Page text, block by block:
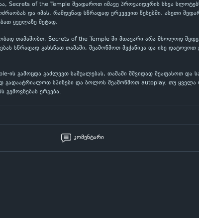
Secrets of the Temple შეადაროთ იმავე პროვაიდერის სხვა
და იმას, რამდენად სწრაფად ერკვევით წესებში. ასეთი
ყველაზე მეტად.
თამაშობთ, Secrets of the Temple-ში მთავარი არა მხოლოდ
სწრაფად გახსნათ თამაში, შეამოწმოთ მექანიკა და ისე
ის გამოცდა გაძლევთ საშუალებას, თამაში მშვიდად შეაფასოთ და
გადაატრიალოთ სპინები და ბოლოს შეამოწმოთ autoplay. თუ ყველა
გემოვნებას ერგება.
კომენტარი